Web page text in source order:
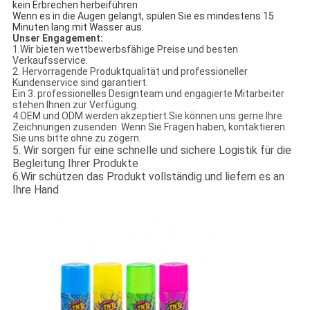
kein Erbrechen herbeiführen
Wenn es in die Augen gelangt, spülen Sie es mindestens 15
Minuten lang mit Wasser aus.
Unser Engagement:
1.Wir bieten wettbewerbsfähige Preise und besten
Verkaufsservice.
2. Hervorragende Produktqualität und professioneller
Kundenservice sind garantiert.
Ein 3. professionelles Designteam und engagierte Mitarbeiter
stehen Ihnen zur Verfügung.
4.OEM und ODM werden akzeptiert.Sie können uns gerne Ihre
Zeichnungen zusenden. Wenn Sie Fragen haben, kontaktieren
Sie uns bitte ohne zu zögern.
5. Wir sorgen für eine schnelle und sichere Logistik für die
Begleitung Ihrer Produkte
6.Wir schützen das Produkt vollständig und liefern es an
Ihre Hand